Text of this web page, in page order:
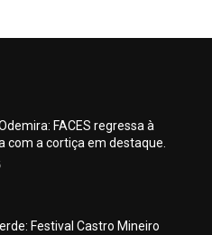
FACES regressa à
com a cortiça em destaque.
Festival Castro Mineiro